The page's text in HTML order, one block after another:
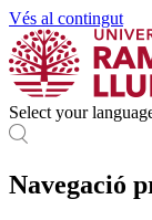
Vés al contingut
Select your
Navegació